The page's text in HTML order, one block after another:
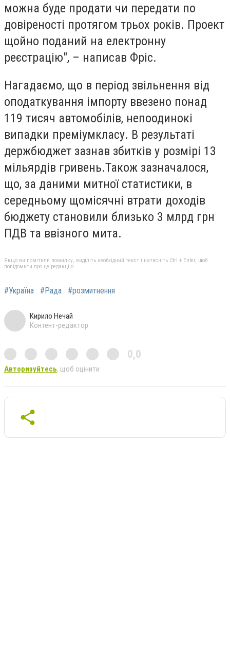
можна буде продати чи передати по
довіреності протягом трьох років. Проект
щойно поданий на електронну
реєстрацію", – написав Фріс.
Нагадаємо, що в період звільнення від
оподаткування імпорту ввезено понад
119 тисяч автомобілів, непоодинокі
випадки преміумкласу. В результаті
держбюджет зазнав збитків у розмірі 13
мільярдів гривень.Також зазначалося,
що, за даними митної статистики, в
середньому щомісячні втрати доходів
бюджету становили близько 3 млрд грн
ПДВ та ввізного мита.
Якщо ви помітили помилку, виділіть необхідний текст і натисніть Ctrl + Enter, щоб
повідомити про це редакцію
#Україна #Рада #розмитнення
Кирило Нечай
Контент-редактор
0,0
Авторизуйтесь, щоб оцінити